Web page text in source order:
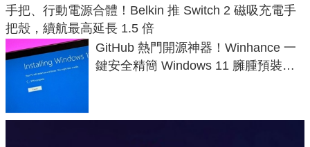
手把、行動電源合體！Belkin 推 Switch 2 磁吸充電手
把殼，續航最高延長 1.5 倍
GitHub 熱門開源神器！Winhance 一
鍵安全精簡 Windows 11 臃腫預裝軟